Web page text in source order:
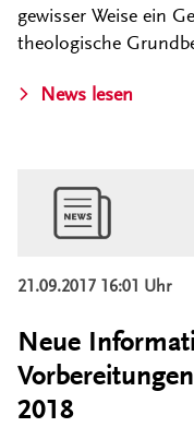
gewisser Weise ein
theologische
News lesen
21.09.2017 16:01 Uhr
Neue
2018